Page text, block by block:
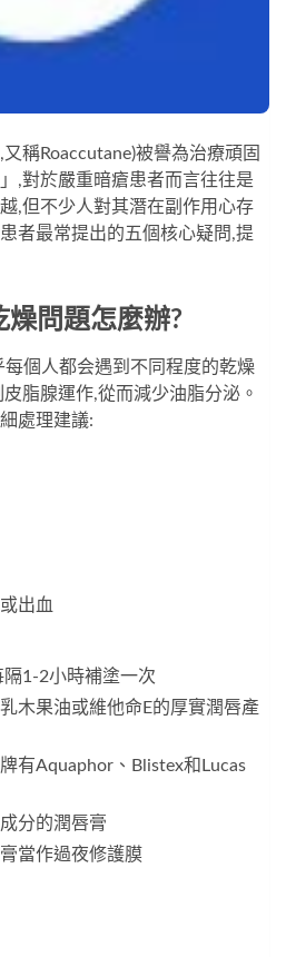
稱Roaccutane)被譽為治療頑固
,對於嚴重暗瘡患者而言往往是
,但不少人對其潛在副作用心存
者最常提出的五個核心疑問,提
燥問題怎麼辦?
個人都会遇到不同程度的乾燥
脂腺運作,從而減少油脂分泌。
處理建議:
出血
1-2小時補塗一次
木果油或維他命E的厚實潤唇產
有Aquaphor、Blistex和Lucas
分的潤唇膏
當作過夜修護膜